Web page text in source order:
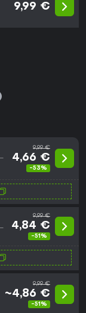
9,99 €
9,99 €
4,66 €
-53%
9,99 €
4,84 €
-51%
9,99 €
~4,86 €
-51%